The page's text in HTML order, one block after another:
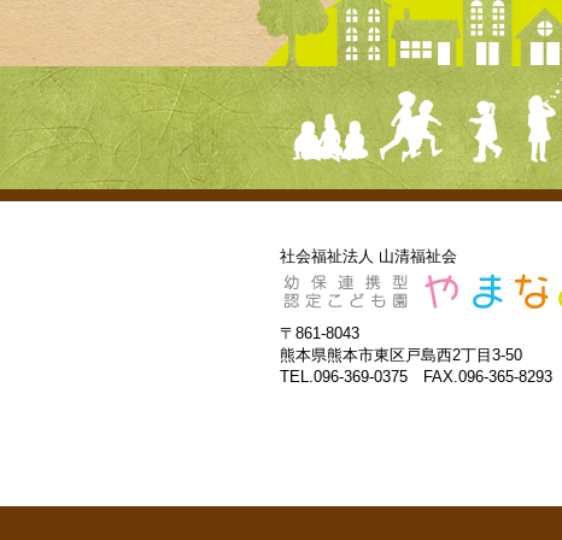
社会福祉法人 山清福祉会
〒861-8043
熊本県熊本市東区戸島西2丁目3-50
TEL.096-369-0375 FAX.096-365-8293